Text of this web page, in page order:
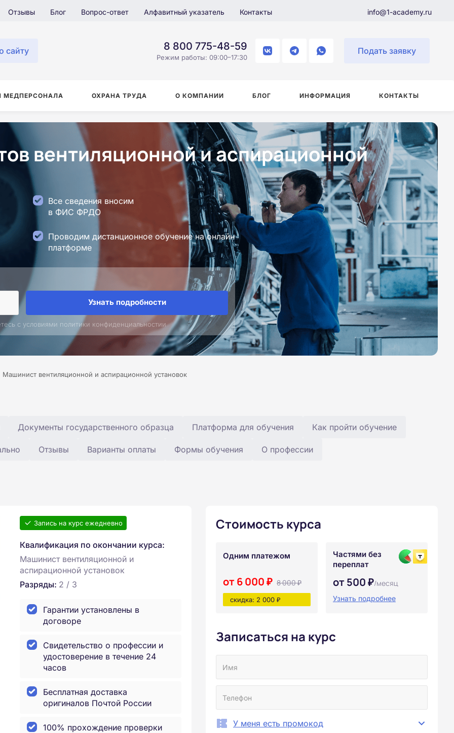
Отзывы Блог Вопрос-ответ Алфавитный указатель Контакты info@1-academy.ru
сайту 8 800 775-48-59
Режим работы: 09:00–17:30
Подать заявку
МЕДПЕРСОНАЛА ОХРАНА ТРУДА О КОМПАНИИ БЛОГ ИНФОРМАЦИЯ КОНТАКТЫ
вентиляционной и аспирационной
Все сведения вносим
в ФИС ФРДО
Проводим дистанционное обучение на онлайн
платформе
Узнать подробности
с условиями политики конфиденциальностии
Машинист вентиляционной и аспирационной установок
Документы государственного образца Платформа для обучения Как пройти обучение
Отзывы Варианты оплаты Формы обучения О профессии
Запись на курс ежедневно
Квалификация по окончании курса:
Машинист вентиляционной и
аспирационной установок
Разряды: 2 / 3
Гарантии установлены в
договоре
Свидетельство о профессии и
удостоверение в течение 24
часов
Бесплатная доставка
оригиналов Почтой России
100% прохождение проверки
Стоимость курса
Одним платежом
от 6 000 ₽ 8 000 ₽
скидка: 2 000 ₽
Частями без
переплат
от 500 ₽/месяц
Узнать подробнее
Записаться на курс
У меня есть промокод